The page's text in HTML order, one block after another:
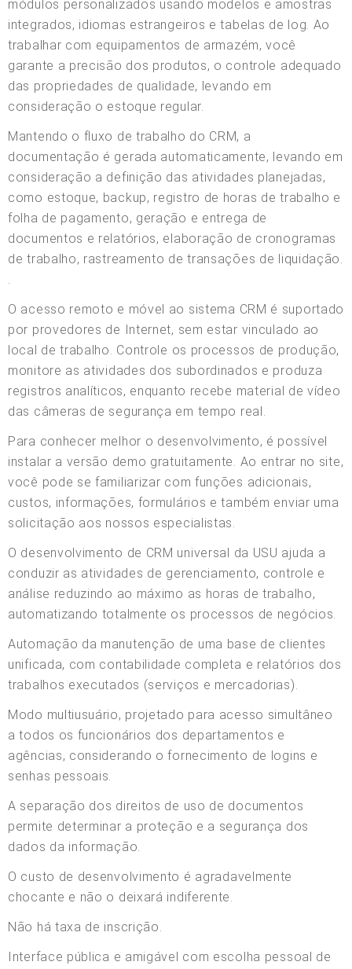
módulos personalizados usando modelos e amostras
integrados, idiomas estrangeiros e tabelas de log. Ao
trabalhar com equipamentos de armazém, você
garante a precisão dos produtos, o controle adequado
das propriedades de qualidade, levando em
consideração o estoque regular.
Mantendo o fluxo de trabalho do CRM, a
documentação é gerada automaticamente, levando em
consideração a definição das atividades planejadas,
como estoque, backup, registro de horas de trabalho e
folha de pagamento, geração e entrega de
documentos e relatórios, elaboração de cronogramas
de trabalho, rastreamento de transações de liquidação.
.
O acesso remoto e móvel ao sistema CRM é suportado
por provedores de Internet, sem estar vinculado ao
local de trabalho. Controle os processos de produção,
monitore as atividades dos subordinados e produza
registros analíticos, enquanto recebe material de vídeo
das câmeras de segurança em tempo real.
Para conhecer melhor o desenvolvimento, é possível
instalar a versão demo gratuitamente. Ao entrar no site,
você pode se familiarizar com funções adicionais,
custos, informações, formulários e também enviar uma
solicitação aos nossos especialistas.
O desenvolvimento de CRM universal da USU ajuda a
conduzir as atividades de gerenciamento, controle e
análise reduzindo ao máximo as horas de trabalho,
automatizando totalmente os processos de negócios.
Automação da manutenção de uma base de clientes
unificada, com contabilidade completa e relatórios dos
trabalhos executados (serviços e mercadorias).
Modo multiusuário, projetado para acesso simultâneo
a todos os funcionários dos departamentos e
agências, considerando o fornecimento de logins e
senhas pessoais.
A separação dos direitos de uso de documentos
permite determinar a proteção e a segurança dos
dados da informação.
O custo de desenvolvimento é agradavelmente
chocante e não o deixará indiferente.
Não há taxa de inscrição.
Interface pública e amigável com escolha pessoal de